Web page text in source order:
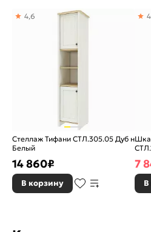
Стеллаж Тифани СТЛ.305.05 Дуб
Белый
4,6
14 860₽
В корзину
7
В